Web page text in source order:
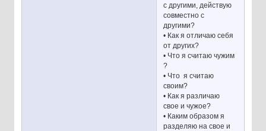
с другими, действую
совместно с
другими?
• Как я отличаю себя
от других?
• Что я считаю чужим
?
• Что я считаю
своим?
• Как я различаю
свое и чужое?
• Каким образом я
разделяю на свое и